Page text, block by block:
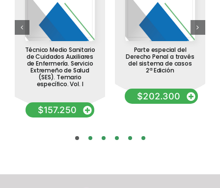
Técnico Medio Sanitario
de Cuidados Auxiliares
de Enfermería. Servicio
Extremeño de Salud
(SES). Temario
específico. Vol. I
$157.250
Parte especial del
Derecho Penal a través
del sistema de casos
2ª Edición
$202.300